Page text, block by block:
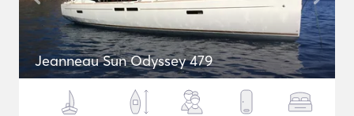
Jeanneau Sun Odyssey 479